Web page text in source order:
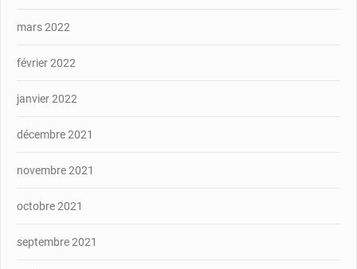
mars 2022
février 2022
janvier 2022
décembre 2021
novembre 2021
octobre 2021
septembre 2021